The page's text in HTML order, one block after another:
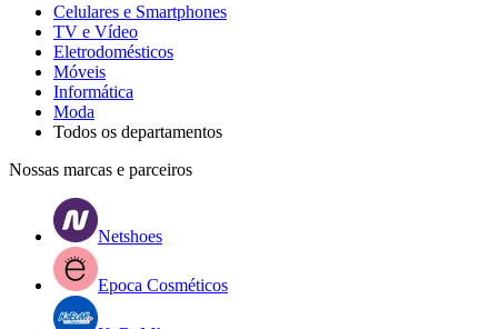
Celulares e Smartphones
TV e Vídeo
Eletrodomésticos
Móveis
Informática
Moda
Todos os departamentos
Nossas marcas e parceiros
Netshoes
Epoca Cosméticos